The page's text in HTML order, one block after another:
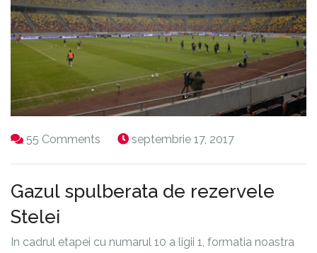
55 Comments septembrie 17, 2017
Gazul spulberata de rezervele
Stelei
In cadrul etapei cu numarul 10 a ligii 1, formatia noastra